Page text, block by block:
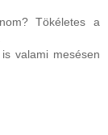
Tökéletes a
valami mesésen